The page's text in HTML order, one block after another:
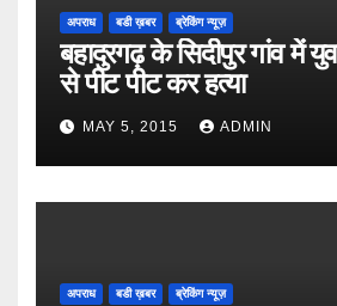
अपराध बडी ख़बर ब्रेकिंग न्यूज़
बहादुरगढ़ के सिदीपुर गांव में
से पीट पीट कर हत्या
MAY 5, 2015 ADMIN
अपराध बडी ख़बर ब्रेकिंग न्यूज़